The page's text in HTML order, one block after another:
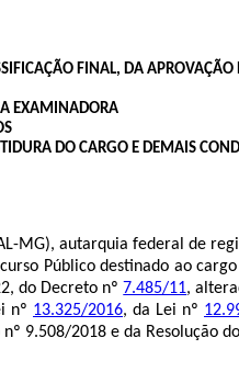
FINAL, DA APROVAÇÃO
EXAMINADORA
DO CARGO E DEMAIS
MG), autarquia federal de
Público destinado ao
do Decreto nº 7.485/11,
nº 13.325/2016, da Lei nº
9.508/2018 e da Resolução